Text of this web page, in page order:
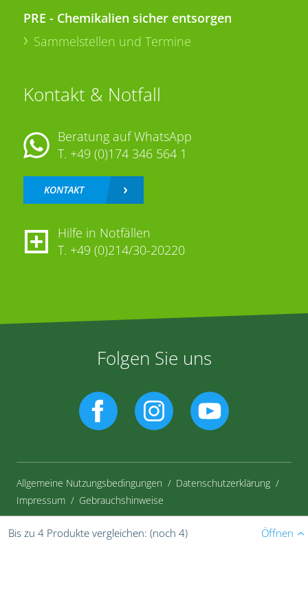
Öffnen
Bis zu 4 Produkte vergleichen: (noch 4)
PRE - Chemikalien sicher entsorgen
Sammelstellen und Termine
Kontakt & Notfall
Beratung auf WhatsApp
T. +49 (0)174 346 564 1
KONTAKT
Hilfe in Notfällen
T. +49 (0)214/30-20220
Folgen Sie uns
Allgemeine Nutzungsbedingungen
Datenschutzerklärung
Impressum
Gebrauchshinweise
© Bayer CropScience Deutschland GmbH